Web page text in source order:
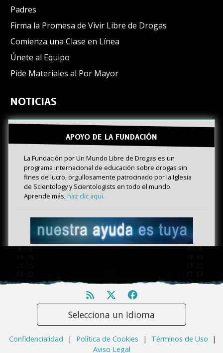
Padres
Firma la Promesa de Vivir Libre de Drogas
Comienza una Clase en Línea
Únete al Equipo
Pide Materiales al Por Mayor
NOTICIAS
APOYO DE LA FUNDACIÓN
La Fundación por Un Mundo Libre de Drogas es un
programa internacional de educación sobre drogas sin
fines de lucro, orgullosamente patrocinado por la Iglesia
de Scientology y Scientologists en todo el mundo.
Aprende más,haz clic aquí.
Selecciona un Idioma
Confidencialidad | Política de Cookies | Términos de Uso
|
Aviso Legal